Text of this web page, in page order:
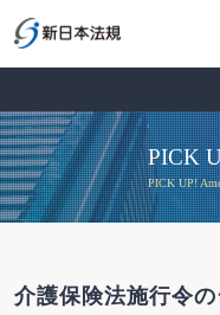
PICK
PICK UP!
介護保険法施行令